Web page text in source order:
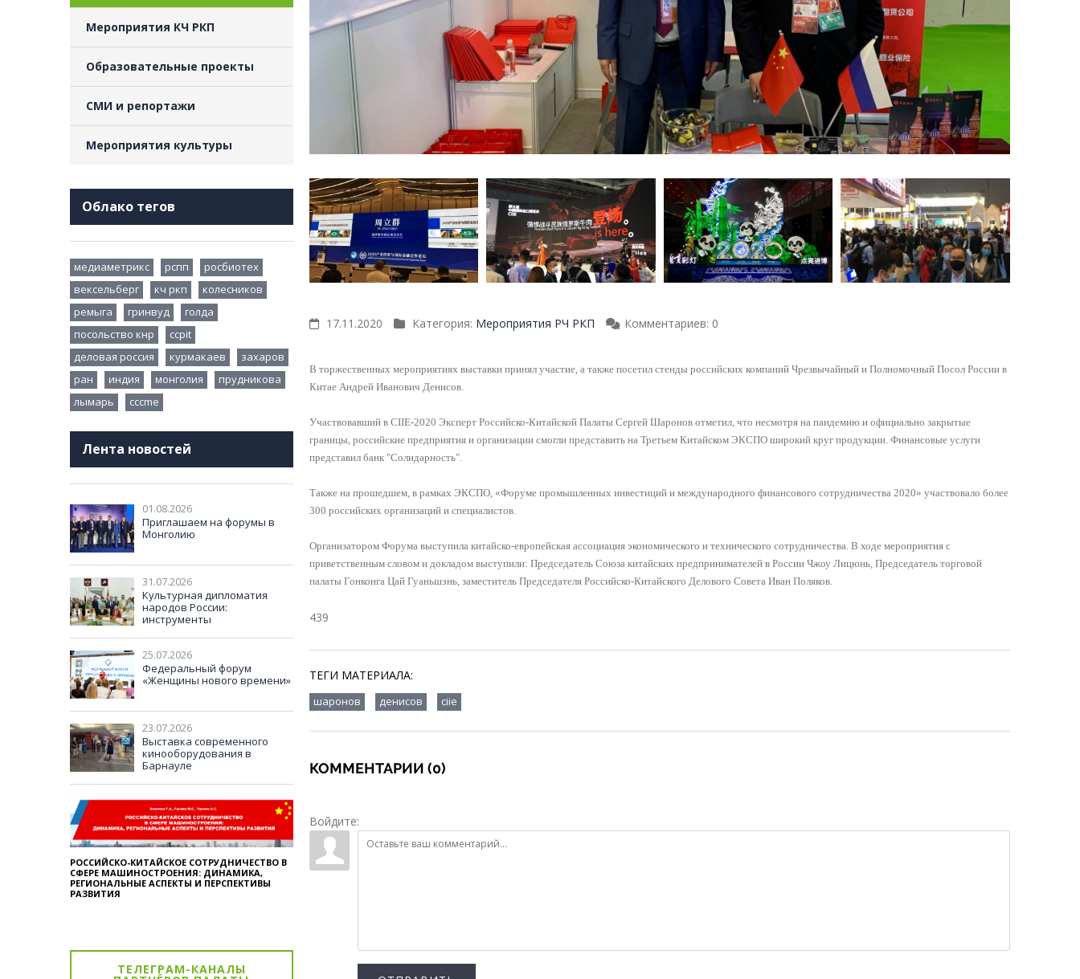
Мероприятия КЧ РКП
Образовательные проекты
СМИ и репортажи
Мероприятия культуры
Облако тегов
медиаметрикс рспп
росбиотех
вексельберг
кч ркп
колесников
ремыга
гринвуд
голда
посольство кнр
ccpit
деловая россия
курмакаев
захаров
ран
индия монголия
прудникова
лымарь
cccme
Лента новостей
01.08.2026
Приглашаем на форумы в
Монголию
31.07.2026
Культурная дипломатия
народов России:
инструменты
сотрудничества и
сохранения традиционных
ценностей в многополярном
мире
25.07.2026
Федеральный форум
«Женщины нового времени»
23.07.2026
Выставка современного
кинооборудования в
Барнауле
РОССИЙСКО-КИТАЙСКОЕ СОТРУДНИЧЕСТВО В
СФЕРЕ МАШИНОСТРОЕНИЯ: ДИНАМИКА,
РЕГИОНАЛЬНЫЕ АСПЕКТЫ И ПЕРСПЕКТИВЫ
РАЗВИТИЯ
ТЕЛЕГРАМ-КАНАЛЫ
17.11.2020 Категория: Мероприятия РЧ РКП Комментариев: 0
В торжественных мероприятиях выставки принял участие, а также посетил стенды российских компаний Чрезвычайный и Полномочный Посол России в
Китае Андрей Иванович Денисов.
Участвовавший в CIIE-2020 Эксперт Российско-Китайской Палаты Сергей Шаронов отметил, что несмотря на пандемию и официально закрытые
границы, российские предприятия и организации смогли представить на Третьем Китайском ЭКСПО широкий круг продукции. Финансовые услуги
представил банк "Солидарность".
Также на прошедшем, в рамках ЭКСПО, «Форуме промышленных инвестиций и международного финансового сотрудничества 2020» участвовало более
300 российских организаций и специалистов.
Организатором Форума выступила китайско-европейская ассоциация экономического и технического сотрудничества. В ходе мероприятия с
приветственным словом и докладом выступили: Председатель Союза китайских предпринимателей в России Чжоу Лицюнь, Председатель торговой
палаты Гонконга Цай Гуаньшэнь, заместитель Председателя Российско-Китайского Делового Совета Иван Поляков.
439
ТЕГИ МАТЕРИАЛА:
шаронов денисов ciie
КОММЕНТАРИИ (0)
Войдите: